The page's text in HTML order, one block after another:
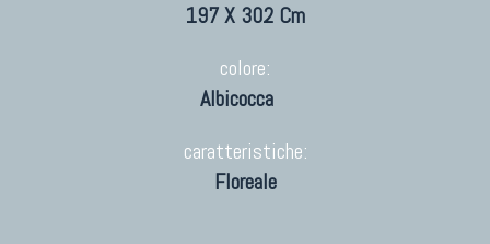
197 X 302 Cm
colore:
Albicocca
caratteristiche:
Floreale